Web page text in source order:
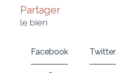
partager
le bien
Facebook Twitter